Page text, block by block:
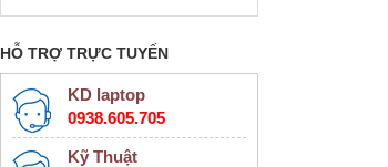
15.6″ 144Hz
HỖ TRỢ TRỰC TUYẾN
KD laptop
0938.605.705
Kỹ Thuật